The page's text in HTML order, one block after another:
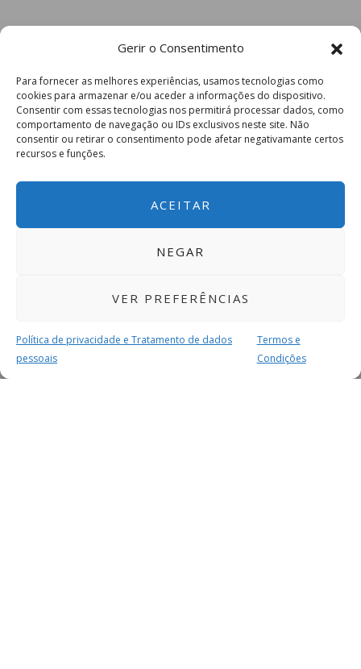
Gerir o Consentimento
Para fornecer as melhores experiências, usamos tecnologias como
cookies para armazenar e/ou aceder a informações do dispositivo.
Consentir com essas tecnologias nos permitirá processar dados, como
comportamento de navegação ou IDs exclusivos neste site. Não
consentir ou retirar o consentimento pode afetar negativamante certos
recursos e funções.
ACEITAR
NEGAR
VER PREFERÊNCIAS
Política de privacidade e Tratamento de dados
pessoais
Termos e
Condições